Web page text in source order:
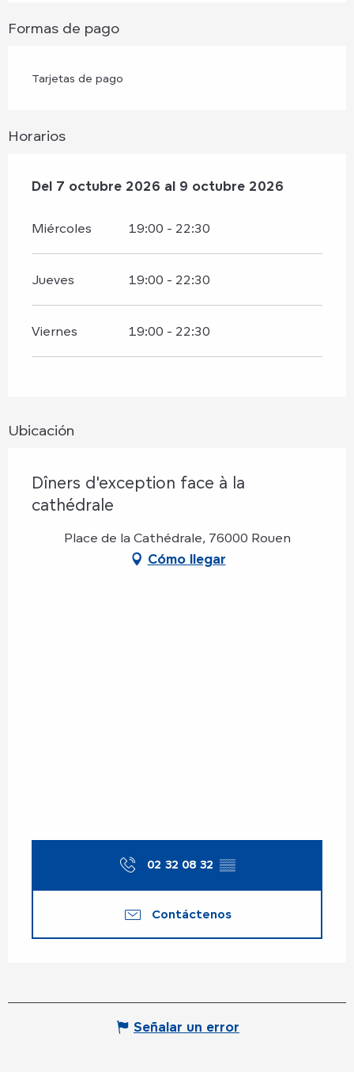
Formas de pago
Tarjetas de pago
Horarios
Del 7 octubre 2026 al 9 octubre 2026
Del 7 octubre 2026 al 9 octubre 2026
Miércoles 19:00 - 22:30
Jueves 19:00 - 22:30
Viernes 19:00 - 22:30
Ubicación
Dîners d'exception face à la
cathédrale
Place de la Cathédrale, 76000 Rouen
Cómo llegar
02 32 08 32 ▒▒
Contáctenos
Señalar un error